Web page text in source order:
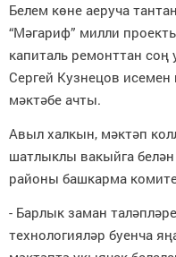
Белем көне аеруча
“Мәгариф” милли
капиталь ремонттан
Сергей Кузнецов
мәктәбе ачты.
Авыл халкын, мәктәп
шатлыклы вакыйга
районы башкарма
- Барлык заман
технологияләр буенча